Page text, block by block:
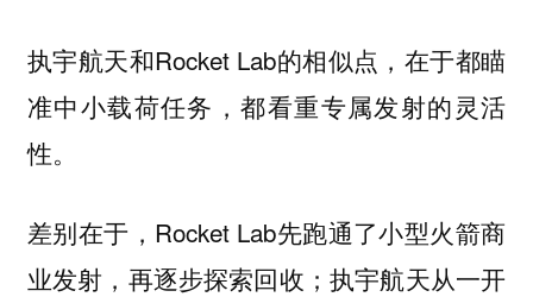
执宇航天和Rocket Lab的相似点，在于都瞄
准中小载荷任务，都看重专属发射的灵活
性。
差别在于，Rocket Lab先跑通了小型火箭商
业发射，再逐步探索回收；执宇航天从一开